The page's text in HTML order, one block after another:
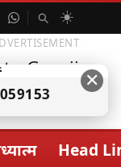
☀️
Head
✕